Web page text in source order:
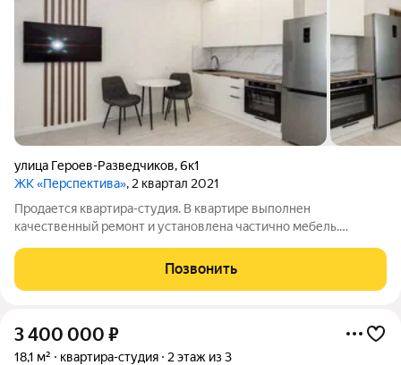
улица Героев-Разведчиков,6к1
ЖК «Перспектива», 2 квартал 2021
Продается квартира-студия. В квартире выполнен
качественный ремонт и установлена частично мебель.
сдачи в аренду. Очень популярная локация в городе! - Парк
Галицкого один из лучших парков
Позвонить
3 400 000 ₽
18,1 м² квартира-студия 2 этаж из 3